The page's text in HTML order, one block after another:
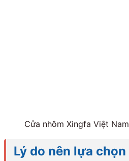
Cửa nhôm Xingfa Việt Nam
Lý do nên lựa